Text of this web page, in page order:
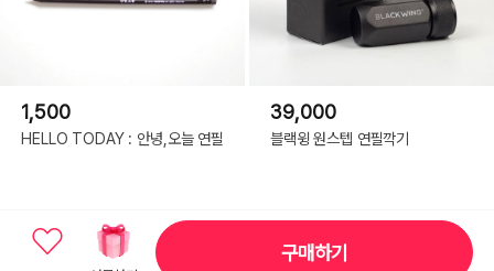
1,500
HELLO TODAY : 안녕,오늘 연필
39,000
블랙윙 원스텝 연필깍기
구매하기